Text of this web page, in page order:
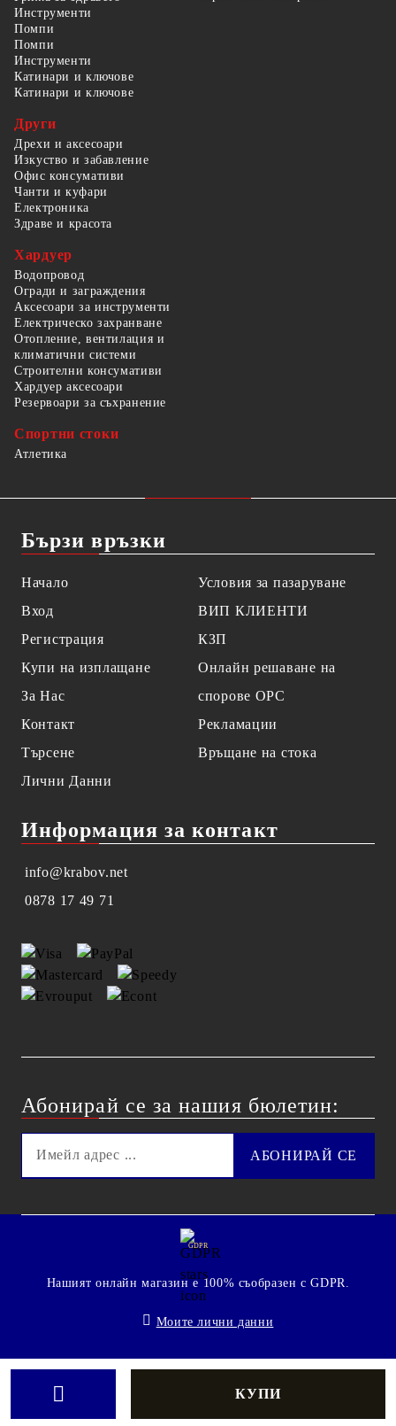
Инструменти
Помпи
Помпи
Инструменти
Катинари и ключове
Катинари и ключове
Други
Дрехи и аксесоари
Изкуство и забавление
Офис консумативи
Чанти и куфари
Електроника
Здраве и красота
Хардуер
Водопровод
Огради и заграждения
Аксесоари за инструменти
Електрическо захранване
Отопление, вентилация и
климатични системи
Строителни консумативи
Хардуер аксесоари
Резервоари за съхранение
Спортни стоки
Атлетика
Бързи връзки
Начало
Вход
Регистрация
Купи на изплащане
За Нас
Контакт
Търсене
Лични Данни
Условия за пазаруване
ВИП КЛИЕНТИ
КЗП
Онлайн решаване на
спорове OPC
Рекламации
Връщане на стока
Информация за контакт
info@krabov.net
0878 17 49 71
Абонирай се за нашия бюлетин:
GDPR
Нашият онлайн магазин е 100% съобразен с GDPR.
Моите лични данни